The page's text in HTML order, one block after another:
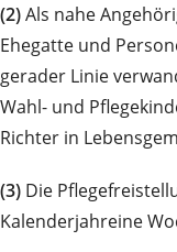
(2)Als nahe
Ehegatte und
gerader Linie
Wahl- und
Richter in
(3) Die
Kalenderjahreine